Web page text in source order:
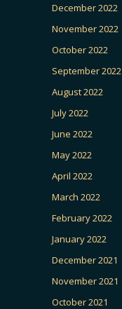
December 2022
November 2022
October 2022
September 2022
August 2022
July 2022
June 2022
May 2022
April 2022
March 2022
February 2022
January 2022
December 2021
November 2021
October 2021